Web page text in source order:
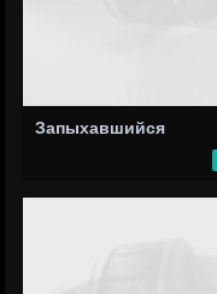
Запыхавшийся